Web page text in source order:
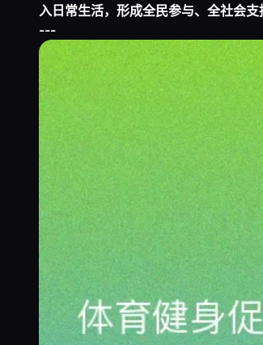
入日常生活，形成全民参与、全社会
---